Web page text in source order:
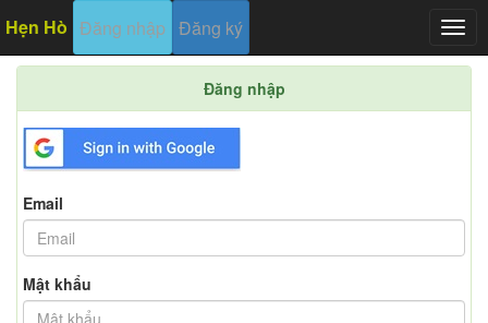
Hẹn Hò Đăng nhập Đăng ký
Đăng nhập
Email
Mật khẩu